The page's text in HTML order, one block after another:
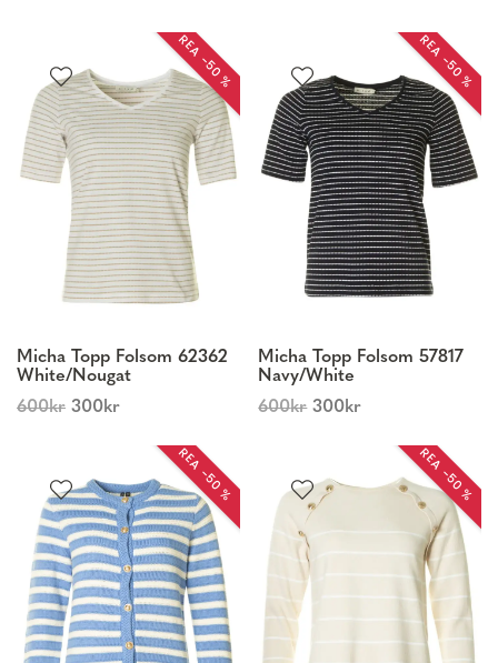
REA −50 %
Micha Topp Folsom 62362
White/Nougat
600kr 300kr
REA −50 %
Micha Topp Folsom 57817
Navy/White
600kr 300kr
REA −50 % REA −50 %